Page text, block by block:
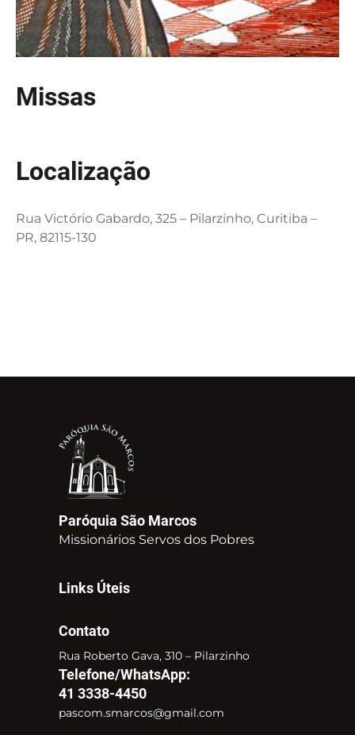
Missas
Localização
Rua Victório Gabardo, 325 – Pilarzinho, Curitiba –
PR, 82115-130
Paróquia São Marcos
Missionários Servos dos Pobres
Links Úteis
Contato
Rua Roberto Gava, 310 – Pilarzinho
Telefone/WhatsApp:
41 3338-4450
pascom.smarcos@gmail.com